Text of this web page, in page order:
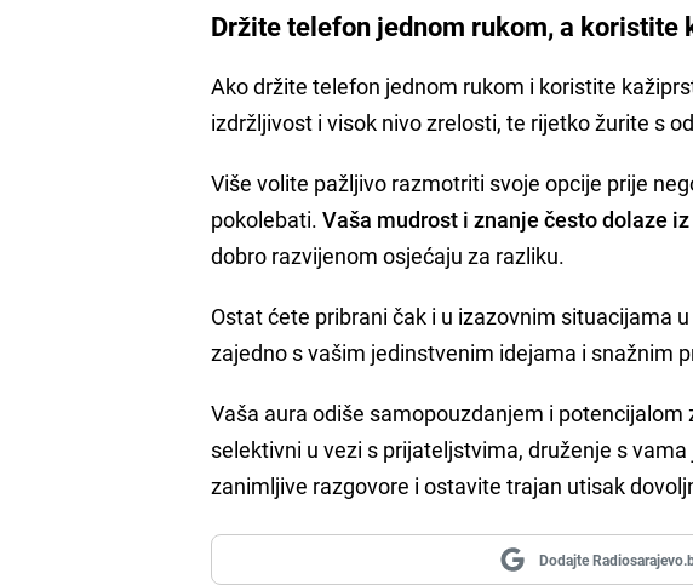
Držite telefon jednom rukom, a koristite
Ako držite telefon jednom rukom i koristite
izdržljivost i visok nivo zrelosti, te rijetko žurite s
Više volite pažljivo razmotriti svoje opcije prije
pokolebati.Vaša mudrost i znanje često dolaze
dobro razvijenom osjećaju za razliku.
Ostat ćete pribrani čak i u izazovnim situacijama
zajedno s vašim jedinstvenim idejama i snažnim
Vaša aura odiše samopouzdanjem i
selektivni u vezi s prijateljstvima, druženje s
zanimljive razgovore i ostavite trajan utisak
Dodajte